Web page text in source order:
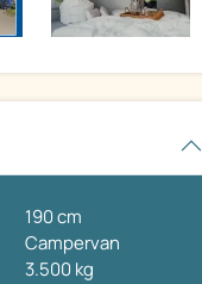
190 cm
Campervan
3.500 kg